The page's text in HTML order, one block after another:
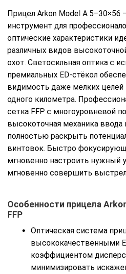
Прицел Arkon Model A 5–30×56
инструмент для
оптические характеристики
различных видов
охот. Светосильная оптика с
премиальных ED-стёкол
видимость даже мелких целей
одного километра.
сетка FFP с многоуровневой
высокоточная механика
полностью раскрыть
винтовок. Быстро
мгновенно настроить нужный
мгновенно совершить
Особенности прицела
FFP
Оптическая система
высококачественными
коэффициентом
минимизировать